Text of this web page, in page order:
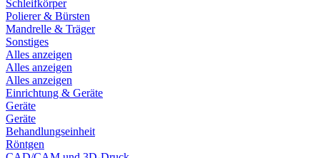
Schleifkörper
Polierer & Bürsten
Mandrelle & Träger
Sonstiges
Alles anzeigen
Alles anzeigen
Alles anzeigen
Einrichtung & Geräte
Geräte
Geräte
Behandlungseinheit
Röntgen